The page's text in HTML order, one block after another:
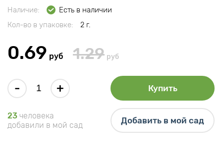
Наличие:
Есть в наличии
Кол-во в упаковке:
2 г.
0.69 руб 1.29 руб
- + Купить
23 человека
добавили в мой сад
Добавить в мой сад